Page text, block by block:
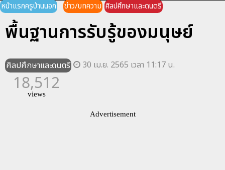
หน้าแรกครูบ้านนอก ข่าว/บทความ ศิลปศึกษาและดนตรี
พื้นฐานการรับรู้ของมนุษย์
ศิลปศึกษาและดนตรี 30 เม.ย. 2565 เวลา 11:17 น.
18,512
views
Advertisement